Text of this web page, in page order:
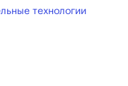
технологии